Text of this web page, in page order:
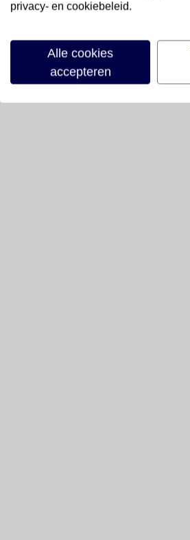
privacy- en cookiebeleid.
Alle cookies
accepteren